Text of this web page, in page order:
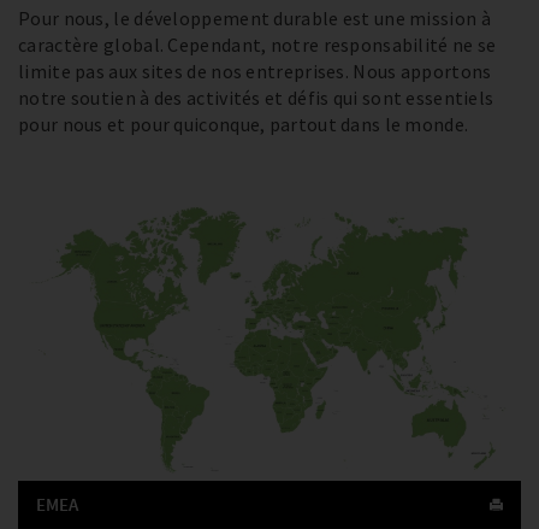
Pour nous, le développement durable est une mission à
caractère global. Cependant, notre responsabilité ne se
limite pas aux sites de nos entreprises. Nous apportons
notre soutien à des activités et défis qui sont essentiels
pour nous et pour quiconque, partout dans le monde.
EMEA